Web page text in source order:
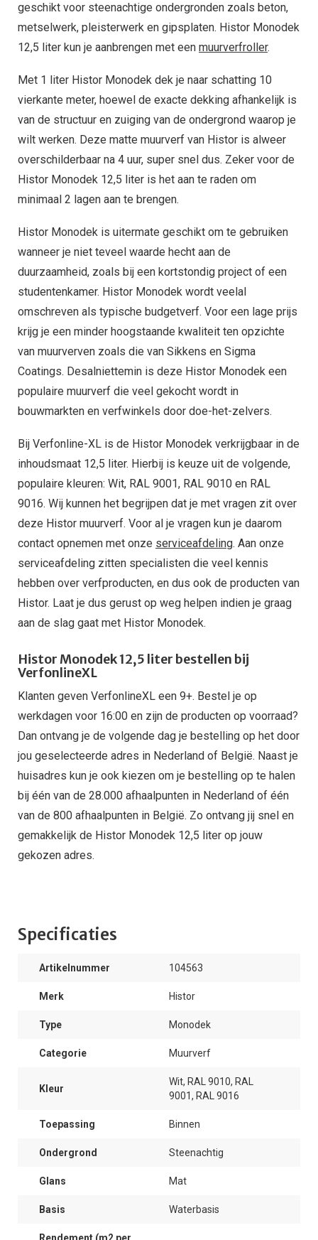
geschikt voor steenachtige ondergronden zoals beton,
metselwerk, pleisterwerk en gipsplaten. Histor Monodek
12,5 liter kun je aanbrengen met een muurverfroller.
Met 1 liter Histor Monodek dek je naar schatting 10
vierkante meter, hoewel de exacte dekking afhankelijk is
van de structuur en zuiging van de ondergrond waarop je
wilt werken. Deze matte muurverf van Histor is alweer
overschilderbaar na 4 uur, super snel dus. Zeker voor de
Histor Monodek 12,5 liter is het aan te raden om
minimaal 2 lagen aan te brengen.
Histor Monodek is uitermate geschikt om te gebruiken
wanneer je niet teveel waarde hecht aan de
duurzaamheid, zoals bij een kortstondig project of een
studentenkamer. Histor Monodek wordt veelal
omschreven als typische budgetverf. Voor een lage prijs
krijg je een minder hoogstaande kwaliteit ten opzichte
van muurverven zoals die van Sikkens en Sigma
Coatings. Desalniettemin is deze Histor Monodek een
populaire muurverf die veel gekocht wordt in
bouwmarkten en verfwinkels door doe-het-zelvers.
Bij Verfonline-XL is de Histor Monodek verkrijgbaar in de
inhoudsmaat 12,5 liter. Hierbij is keuze uit de volgende,
populaire kleuren: Wit, RAL 9001, RAL 9010 en RAL
9016. Wij kunnen het begrijpen dat je met vragen zit over
deze Histor muurverf. Voor al je vragen kun je daarom
contact opnemen met onze serviceafdeling. Aan onze
serviceafdeling zitten specialisten die veel kennis
hebben over verfproducten, en dus ook de producten van
Histor. Laat je dus gerust op weg helpen indien je graag
aan de slag gaat met Histor Monodek.
Histor Monodek 12,5 liter bestellen bij
VerfonlineXL
Klanten geven VerfonlineXL een 9+. Bestel je op
werkdagen voor 16:00 en zijn de producten op voorraad?
Dan ontvang je de volgende dag je bestelling op het door
jou geselecteerde adres in Nederland of België. Naast je
huisadres kun je ook kiezen om je bestelling op te halen
bij één van de 28.000 afhaalpunten in Nederland of één
van de 800 afhaalpunten in België. Zo ontvang jij snel en
gemakkelijk de Histor Monodek 12,5 liter op jouw
gekozen adres.
Specificaties
Artikelnummer 104563
Merk Histor
Type Monodek
Categorie Muurverf
Kleur
Wit, RAL 9010, RAL
9001, RAL 9016
Toepassing Binnen
Ondergrond Steenachtig
Glans Mat
Basis Waterbasis